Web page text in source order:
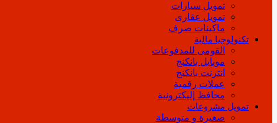
تمويل سيارات
تمويل عقارى
ماكينات صرف
تكنولوجيا مالية
القومى للمدفوعات
موبايل بانكنج
انترنت بانكنج
عملات رقمية
محافظ إليكترونية
تمويل مشروعات
صغيرة و متوسطة